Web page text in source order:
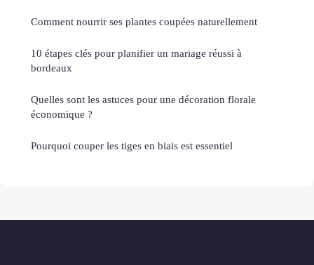
Comment nourrir ses plantes coupées naturellement
10 étapes clés pour planifier un mariage réussi à
bordeaux
Quelles sont les astuces pour une décoration florale
économique ?
Pourquoi couper les tiges en biais est essentiel